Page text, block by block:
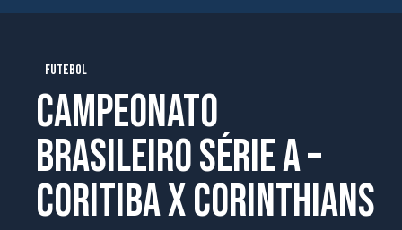
FUTEBOL
Campeonato
Brasileiro Série A –
Coritiba x Corinthians